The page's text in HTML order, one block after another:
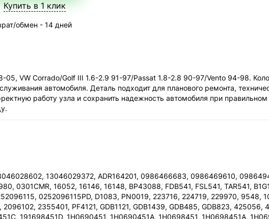
Купить в 1 клик
обмен - 14 дней
VW Corrado/Golf III 1.6-2.9 91-97/Passat 1.8-2.8 90-97/Vento 94-98.
автомобиля. Деталь подходит для планового ремонта,
работу узла и сохранить надежность автомобиля при
13046029372, ADR164201, 0986466683, 0986469610,
0301CMR, 16052, 16146, 16148, BP43088, FDB541, FSL541, TAR541,
0252096115PD, D1083, PN0019, 223716, 224719, 229970, 9548,
2355401, PF4121, GDB1121, GDB1439, GDB485, GDB823, 425056,
191698451D, 1H0690451, 1H0690451A, 1H0698451, 1H0698451A,